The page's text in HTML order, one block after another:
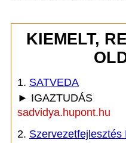
KIEMELT,
1. SATVEDA
► IGAZTUDÁS
sadvidya.hupont.hu
2. Szervezetfejlesztés